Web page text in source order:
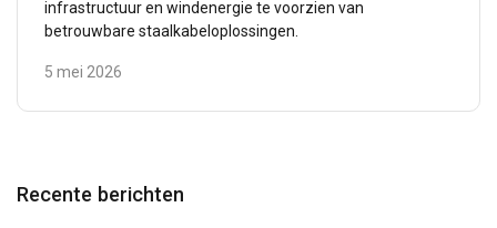
infrastructuur en windenergie te voorzien van
betrouwbare staalkabeloplossingen.
5 mei 2026
Recente berichten
cookies.